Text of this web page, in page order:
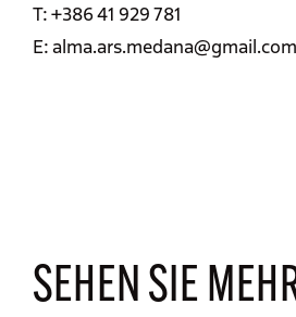
T: +386 41 929 781
E: alma.ars.medana@gmail.com
SEHEN SIE